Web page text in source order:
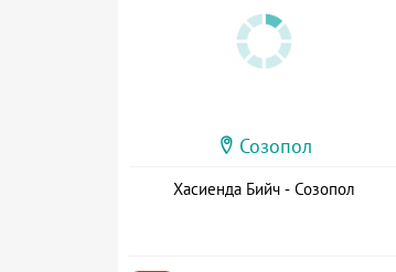
Созопол
Хасиенда Бийч - Созопол